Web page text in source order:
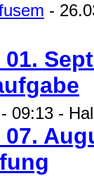
-
09:13 -